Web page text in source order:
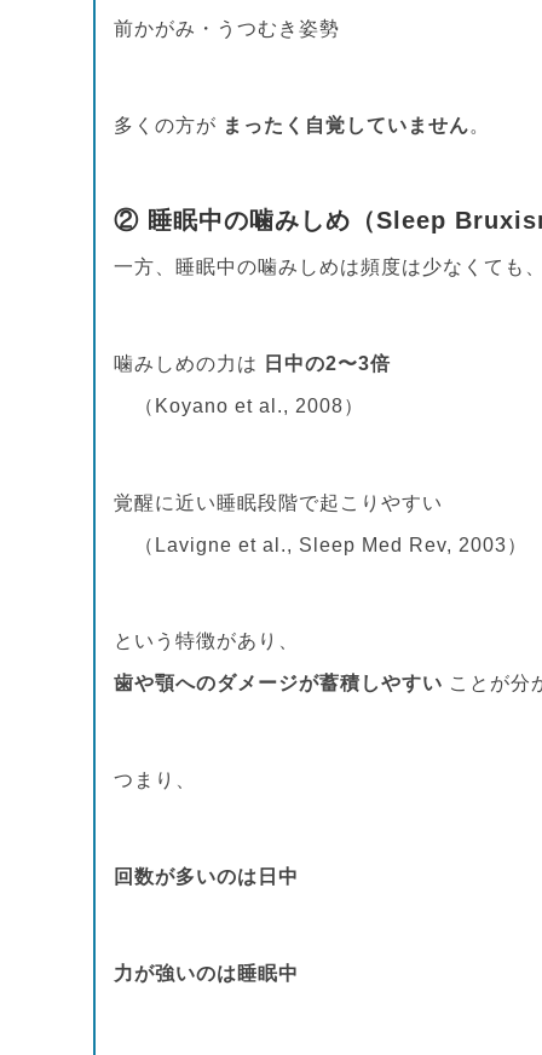
前かがみ・うつむき姿勢
多くの方が まったく自覚していません。
② 睡眠中の噛みしめ（Sleep
一方、睡眠中の噛みしめは頻度は少なくても、
噛みしめの力は 日中の2〜3倍
（Koyano et al., 2008）
覚醒に近い睡眠段階で起こりやすい
（Lavigne et al., Sleep Med Rev, 2003）
という特徴があり、
歯や顎へのダメージが蓄積しやすい ことが分
つまり、
回数が多いのは日中
力が強いのは睡眠中